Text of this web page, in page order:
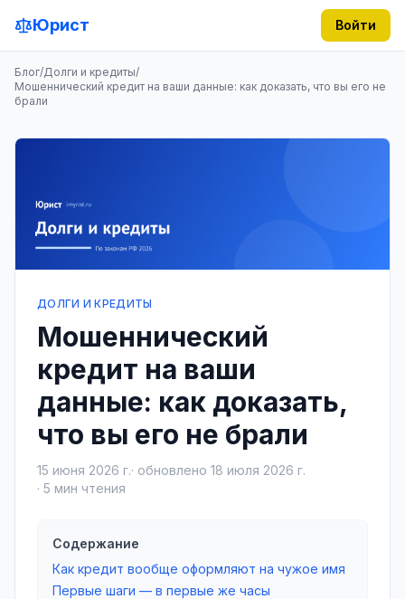
Юрист Войти
Блог/Долги и кредиты/
Мошеннический кредит на ваши данные: как доказать, что вы его не
брали
ДОЛГИ И КРЕДИТЫ
Мошеннический
кредит на ваши
данные: как доказать,
что вы его не брали
15 июня 2026 г.· обновлено 18 июля 2026 г.
· 5 мин чтения
Содержание
Как кредит вообще оформляют на чужое имя
Первые шаги — в первые же часы